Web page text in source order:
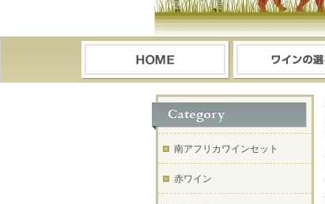
南アフリカワインセット
赤ワイン